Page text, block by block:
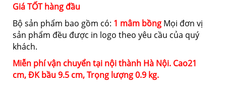
Giá TỐT hàng đầu
Bộ sản phẩm bao gồm có: 1 mâm bồng Mọi đơn vị
sản phẩm đều được in logo theo yêu cầu của quý
khách.
Miễn phí vận chuyển tại nội thành Hà Nội. Cao21
cm,ĐK bầu 9.5 cm, Trọng lượng 0.9 kg.